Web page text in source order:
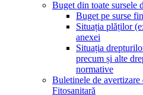
Buget din toate sursele
Buget pe surse
Situația plăților
anexei
Situația
precum și alte
normative
Buletinele de
Fitosanitară